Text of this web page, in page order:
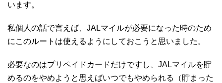
います。
私個人の話で言えば、JALマイルが必要になった時のため
にこのルートは使えるようにしておこうと思いました。
必要なのはプリペイドカードだけですし、JALマイルを貯
めるのをやめようと思えばいつでもやめられる（貯まった